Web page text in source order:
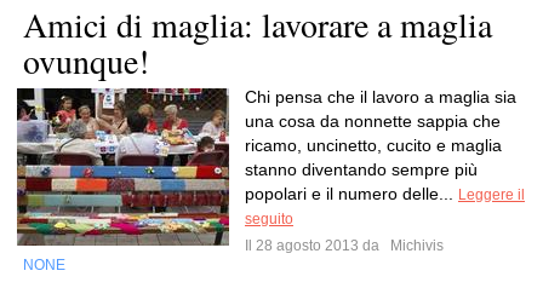
Amici di maglia: lavorare a maglia
ovunque!
Chi pensa che il lavoro a maglia sia
una cosa da nonnette sappia che
ricamo, uncinetto, cucito e maglia
stanno diventando sempre più
popolari e il numero delle...
Leggere il
seguito
Il 28 agosto 2013 da
Michivis
NONE